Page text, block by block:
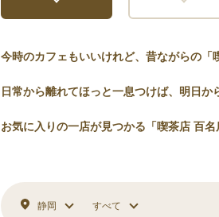
今時のカフェもいいけれど、昔ながらの「
日常から離れてほっと一息つけば、明日か
お気に入りの一店が見つかる「喫茶店 百名
静岡 すべて